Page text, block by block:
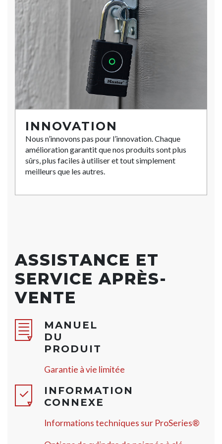
INNOVATION
Nous n’innovons pas pour l’innovation. Chaque
amélioration garantit que nos produits sont plus
sûrs, plus faciles à utiliser et tout simplement
meilleurs que les autres.
ASSISTANCE ET
SERVICE APRÈS-
VENTE
MANUEL
DU
PRODUIT
Garantie à vie limitée
INFORMATION
CONNEXE
Informations techniques sur ProSeries®